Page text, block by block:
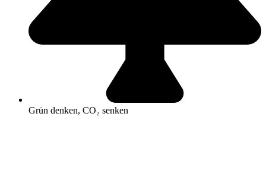
Grün denken, CO₂ senken